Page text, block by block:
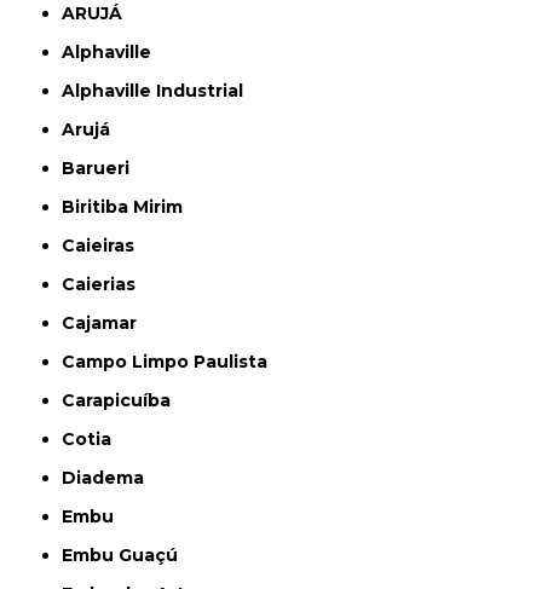
ARUJÁ
Alphaville
Alphaville Industrial
Arujá
Barueri
Biritiba Mirim
Caieiras
Caierias
Cajamar
Campo Limpo Paulista
Carapicuíba
Cotia
Diadema
Embu
Embu Guaçú